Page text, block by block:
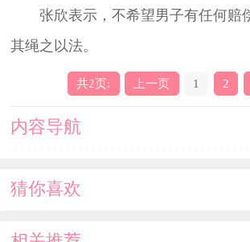
张欣表示，不希望男子有任何赔
其绳之以法。
共2页: 上一页 1 2
内容导航
猜你喜欢